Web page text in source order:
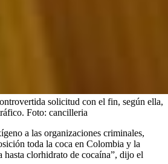
solicitud con el fin, según ella,
Foto: cancilleria
a las organizaciones criminales,
toda la coca en Colombia y la
clorhidrato de cocaína”, dijo el